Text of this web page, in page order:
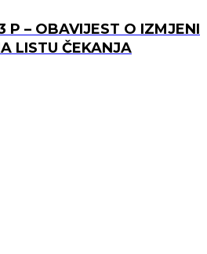
P – OBAVIJEST O IZMJENI
LISTU ČEKANJA